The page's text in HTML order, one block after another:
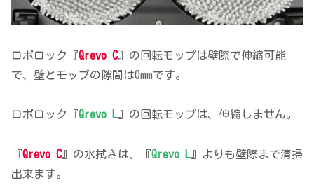
ロボロック『Qrevo C』の回転モップは壁際で伸縮可能
で、壁とモップの隙間は0mmです。
ロボロック『Qrevo L』の回転モップは、伸縮しません。
『Qrevo C』の水拭きは、『Qrevo L』よりも壁際まで清掃
出来ます。